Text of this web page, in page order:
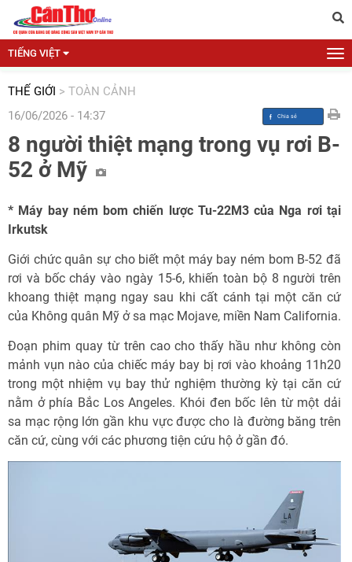
TIẾNG VIỆT
THẾ GIỚI > TOÀN CẢNH
16/06/2026 - 14:37
8 người thiệt mạng trong vụ rơi B-
52 ở Mỹ
* Máy bay ném bom chiến lược Tu-22M3 của Nga rơi tại
Irkutsk
Giới chức quân sự cho biết một máy bay ném bom B-52 đã
rơi và bốc cháy vào ngày 15-6, khiến toàn bộ 8 người trên
khoang thiệt mạng ngay sau khi cất cánh tại một căn cứ
của Không quân Mỹ ở sa mạc Mojave, miền Nam California.
Đoạn phim quay từ trên cao cho thấy hầu như không còn
mảnh vụn nào của chiếc máy bay bị rơi vào khoảng 11h20
trong một nhiệm vụ bay thử nghiệm thường kỳ tại căn cứ
nằm ở phía Bắc Los Angeles. Khói đen bốc lên từ một dải
sa mạc rộng lớn gần khu vực được cho là đường băng trên
căn cứ, cùng với các phương tiện cứu hộ ở gần đó.